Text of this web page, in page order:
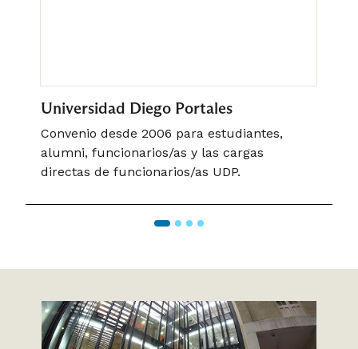
Universidad Diego Portales
Convenio desde 2006 para estudiantes,
alumni, funcionarios/as y las cargas
directas de funcionarios/as UDP.